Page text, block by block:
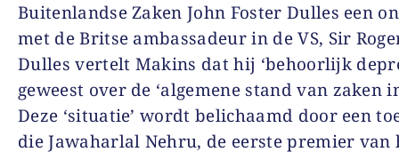
Buitenlandse Zaken John Foster Dulles een
met de Britse ambassadeur in de VS, Sir
Dulles vertelt Makins dat hij ‘behoorlijk
geweest over de ‘algemene stand van zaken
Deze ‘situatie’ wordt belichaamd door een
die Jawaharlal Nehru, de eerste premier van